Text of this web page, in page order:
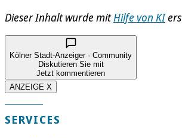
Dieser Inhalt wurde mitHilfe von KI
Kölner Stadt-Anzeiger · Community
Diskutieren Sie mit
Jetzt kommentieren
ANZEIGE X
SERVICES